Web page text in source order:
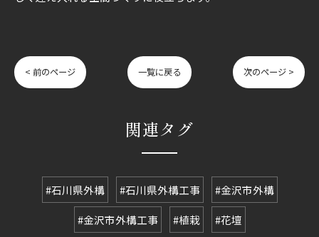
< 前のページ 一覧に戻る 次のページ >
関連タグ
#石川県外構 #石川県外構工事
#金沢市外構
#金沢市外構工事
#植栽 #花壇